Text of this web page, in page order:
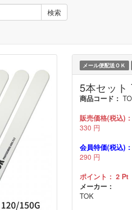
検索
メール便配送ＯＫ
5本セット
商品コード：
販売価格(税込)：
330 円
会員特価(税込)：
290 円
ポイント：2 Pt
メーカー：
TOK